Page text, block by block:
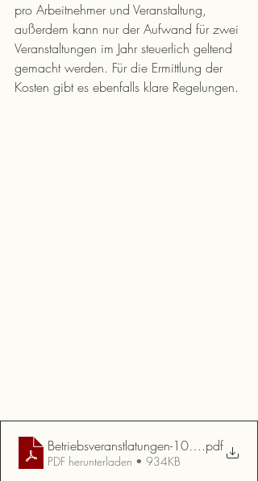
pro Arbeitnehmer und Veranstaltung,
außerdem kann nur der Aufwand für zwei
Veranstaltungen im Jahr steuerlich geltend
gemacht werden. Für die Ermittlung der
Kosten gibt es ebenfalls klare Regelungen.
Betriebsveranstlatungen-1019986
.pdf
PDF herunterladen • 934KB